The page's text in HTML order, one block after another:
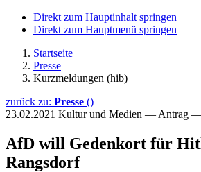
Direkt zum Hauptinhalt springen
Direkt zum Hauptmenü springen
Startseite
Presse
Kurzmeldungen (hib)
zurück zu: Presse ()
23.02.2021 Kultur und Medien — Antrag —
AfD will Gedenkort für
Rangsdorf